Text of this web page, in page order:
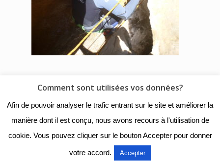
© 2018 - Collège Henri de
Navarre |Mentions légales|
Organigramme|Nous
contacter
Comment sont utilisées vos données?
Afin de pouvoir analyser le trafic entrant sur le site et améliorer la
manière dont il est conçu, nous avons recours à l'utilisation de
cookie. Vous pouvez cliquer sur le bouton Accepter pour donner
votre accord. Accepter